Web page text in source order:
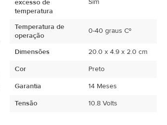
excesso de
temperatura
Sim
Temperatura de
operação
0-40 graus Cº
Dimensões
20.0 x 4.9 x 2.0 cm
Cor
Preto
Garantia
14 Meses
Tensão
10.8 Volts